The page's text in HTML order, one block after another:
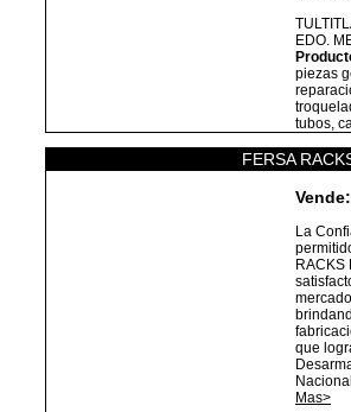
EDO.
piezas
tubos,
FERSA
Vende:
La
RACKS
que
Mas>